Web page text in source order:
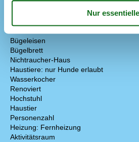
Hausareal m²
Bügeleisen
Bügelbrett
Nichtraucher-Haus
Haustiere: nur Hunde erlaubt
Wasserkocher
Renoviert
Hochstuhl
Haustier
Personenzahl
Heizung: Fernheizung
Aktivitätsraum